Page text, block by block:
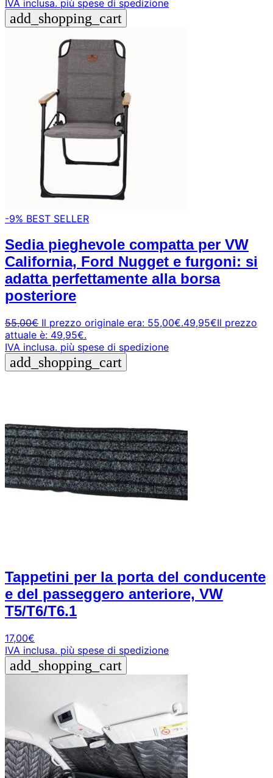
IVA inclusa. più spese di spedizione
add_shopping_cart
-9% BEST SELLER
Sedia pieghevole compatta per VW
California, Ford Nugget e furgoni: si
adatta perfettamente alla borsa
posteriore
55,00€ Il prezzo originale era: 55,00€.49,95€Il prezzo
attuale è: 49,95€.
IVA inclusa. più spese di spedizione
add_shopping_cart
Tappetini per la porta del conducente
e del passeggero anteriore, VW
T5/T6/T6.1
17,00€
IVA inclusa. più spese di spedizione
add_shopping_cart